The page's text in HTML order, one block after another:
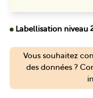
Labellisation niveau
Vous souhaitez
des données ?